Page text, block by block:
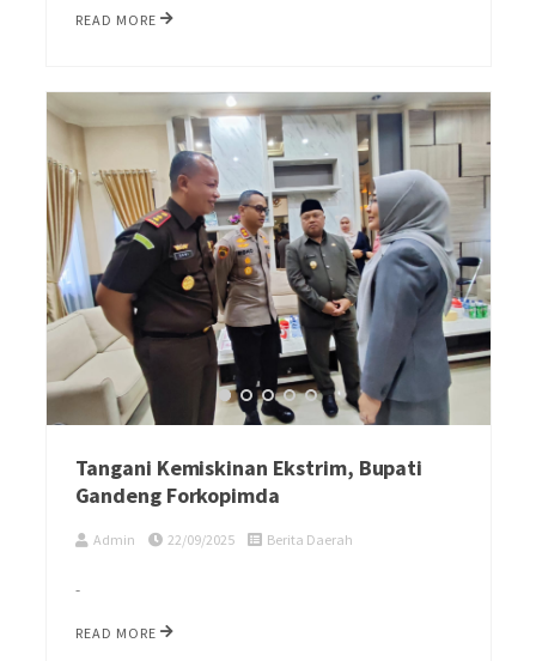
READ MORE
Tangani Kemiskinan Ekstrim, Bupati
Gandeng Forkopimda
Admin 22/09/2025 Berita Daerah
-
READ MORE